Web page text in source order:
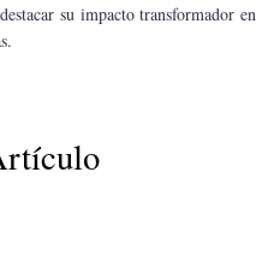
su impacto transformador en